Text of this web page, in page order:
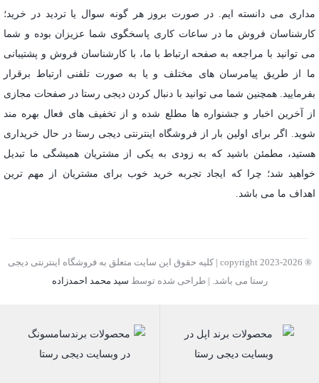
مداری می دانسته ایم. در صورت بروز هر گونه سوال یا تردید در خرید؛
کارشناسان فروش ما در ساعات کاری پاسخگوی شما عزیزان بوده و شما
می توانید با مراجعه به صفحه ارتباط با ما، با کارشناسان فروش و پشتیبانی
ما از طریق پیامرسان های مختلف و یا به صورت تلفنی ارتباط برقرار
بفرمایید. همچنین شما می توانید با دنبال کردن دیجی رستا در صفحات مجازی
از آخرین اخبار و جشنواره ها مطلع شده و از تخفیف های فعال بهره مند
شوید. اگر برای اولین بار از فروشگاه اینترنتی دیجی رستا در حال خریداری
هستید، مطمئن باشید که به زودی به یکی از مشتریان همیشگی ما تبدیل
خواهید شد؛ چرا که ایجاد تجربه خرید خوب برای مشتریان از مهم ترین
اهداف ما می باشد.
® copyright 2023-2026 | کلیه حقوق این سایت متعلق به فروشگاه اینترنتی دیجی
رستا می باشد. | طراحی شده توسط سید محمد احمدزاده